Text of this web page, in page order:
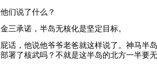
他们说了什么？
金三承诺，半岛无核化是坚定目标。
屁话，他说他爷爷老爸就这样说了。神马半
部署了核武吗？不就是这半岛的北方一半要